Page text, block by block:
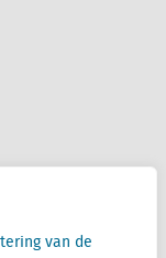
van de